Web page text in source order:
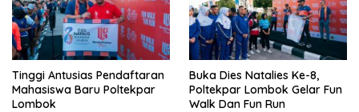
Tinggi Antusias Pendaftaran
Mahasiswa Baru Poltekpar
Lombok
Buka Dies Natalies Ke-8,
Poltekpar Lombok Gelar Fun
Walk Dan Fun Run